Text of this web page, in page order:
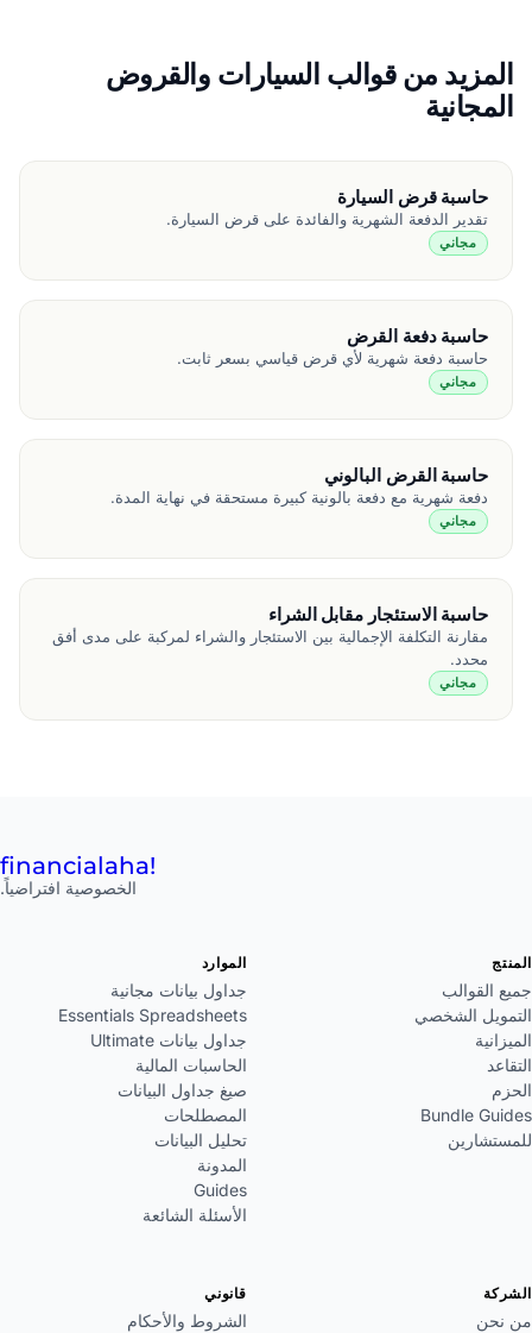
المزيد من قوالب السيارات والقروض
المجانية
حاسبة قرض السيارة
تقدير الدفعة الشهرية والفائدة على قرض السيارة.
مجاني
حاسبة دفعة القرض
حاسبة دفعة شهرية لأي قرض قياسي بسعر ثابت.
مجاني
حاسبة القرض البالوني
دفعة شهرية مع دفعة بالونية كبيرة مستحقة في نهاية المدة.
مجاني
حاسبة الاستئجار مقابل الشراء
مقارنة التكلفة الإجمالية بين الاستئجار والشراء لمركبة على مدى أفق
محدد.
مجاني
financialaha!
الخصوصية افتراضياً.
المنتج
جميع القوالب
التمويل الشخصي
الميزانية
التقاعد
الحزم
Bundle Guides
للمستشارين
الموارد
جداول بيانات مجانية
Essentials Spreadsheets
جداول بيانات Ultimate
الحاسبات المالية
صيغ جداول البيانات
المصطلحات
تحليل البيانات
المدونة
Guides
الأسئلة الشائعة
الشركة
من نحن
قانوني
الشروط والأحكام